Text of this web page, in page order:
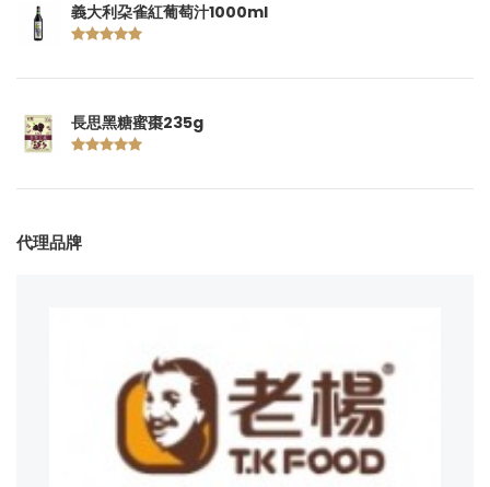
義大利朶雀紅葡萄汁1000ml
長思黑糖蜜棗235g
代理品牌